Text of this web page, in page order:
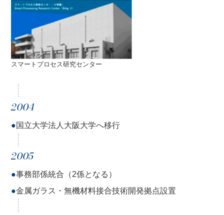
スマートプロセス研究センター
2004
●国立大学法人大阪大学へ移行
2005
●事務部係統合（2係となる）
●金属ガラス・無機材料接合技術開発拠点設置